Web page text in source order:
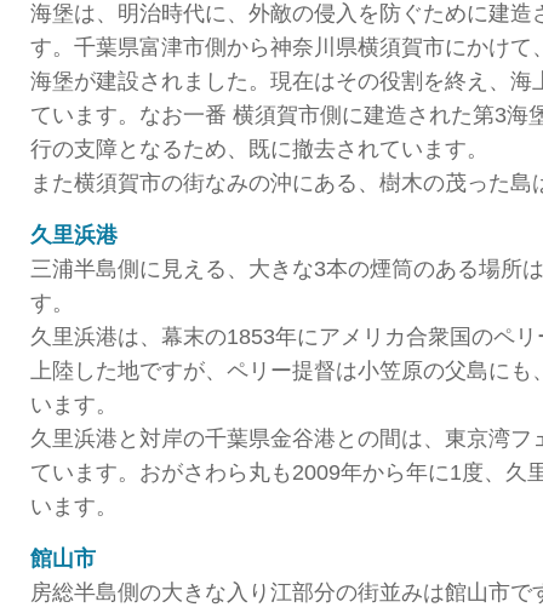
海堡は、明治時代に、外敵の侵入を防ぐために建造
す。千葉県富津市側から神奈川県横須賀市にかけて
海堡が建設されました。現在はその役割を終え、海
ています。なお一番 横須賀市側に建造された第3海
行の支障となるため、既に撤去されています。
また横須賀市の街なみの沖にある、樹木の茂った島
久里浜港
三浦半島側に見える、大きな3本の煙筒のある場所
す。
久里浜港は、幕末の1853年にアメリカ合衆国のペ
上陸した地ですが、ペリー提督は小笠原の父島にも
います。
久里浜港と対岸の千葉県金谷港との間は、東京湾フ
ています。おがさわら丸も2009年から年に1度、久
います。
館山市
房総半島側の大きな入り江部分の街並みは館山市で